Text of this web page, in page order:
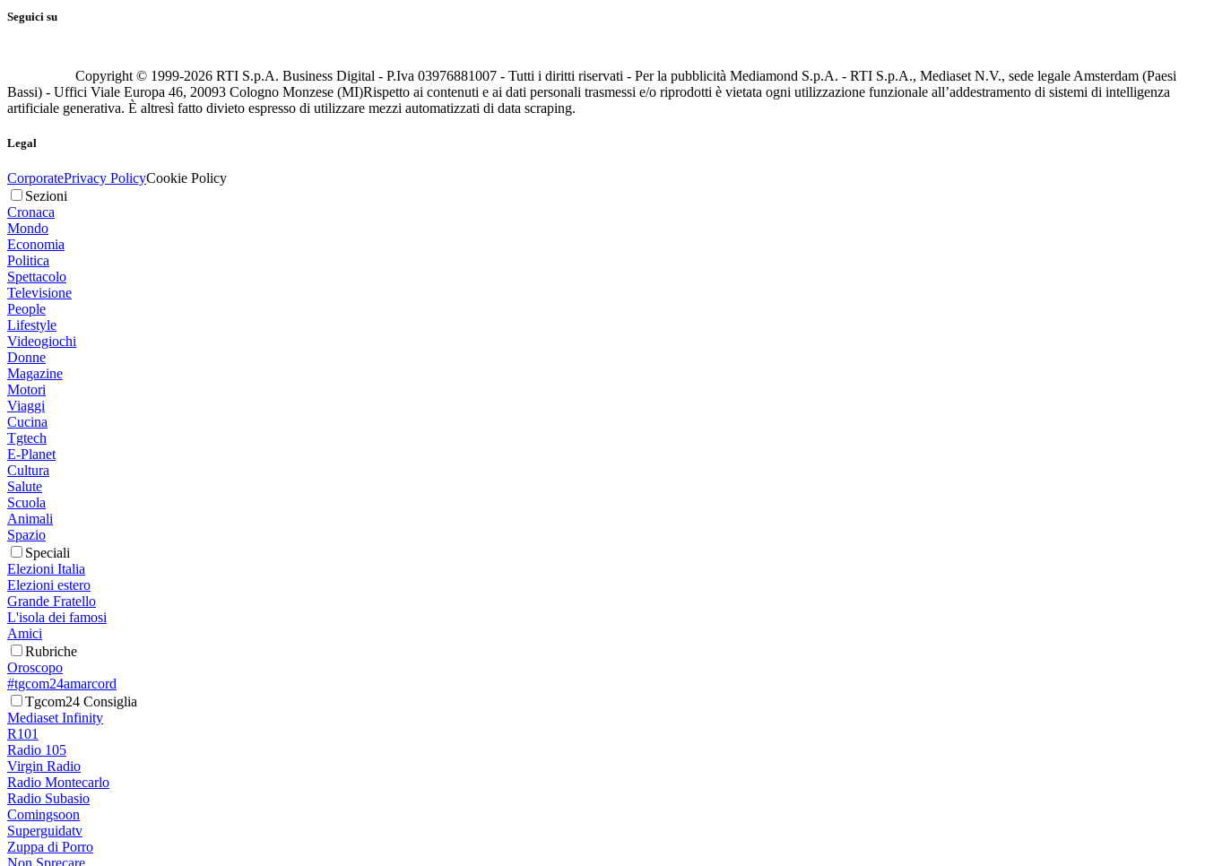
Seguici su
Copyright © 1999-2026 RTI S.p.A. Business Digital - P.Iva 03976881007 - Tutti i diritti riservati - Per la pubblicità Mediamond S.p.A. - RTI S.p.A., Mediaset N.V., sede legale Amsterdam (Paesi
Bassi) - Uffici Viale Europa 46, 20093 Cologno Monzese (MI)Rispetto ai contenuti e ai dati personali trasmessi e/o riprodotti è vietata ogni utilizzazione funzionale all’addestramento di sistemi di intelligenza
artificiale generativa. È altresì fatto divieto espresso di utilizzare mezzi automatizzati di data scraping.
Legal
CorporatePrivacy PolicyCookie Policy
Sezioni
Cronaca
Mondo
Economia
Politica
Spettacolo
Televisione
People
Lifestyle
Videogiochi
Donne
Magazine
Motori
Viaggi
Cucina
Tgtech
E-Planet
Cultura
Salute
Scuola
Animali
Spazio
Speciali
Elezioni Italia
Elezioni estero
Grande Fratello
L'isola dei famosi
Amici
Rubriche
Oroscopo
#tgcom24amarcord
Tgcom24 Consiglia
Mediaset Infinity
R101
Radio 105
Virgin Radio
Radio Montecarlo
Radio Subasio
Comingsoon
Superguidatv
Zuppa di Porro